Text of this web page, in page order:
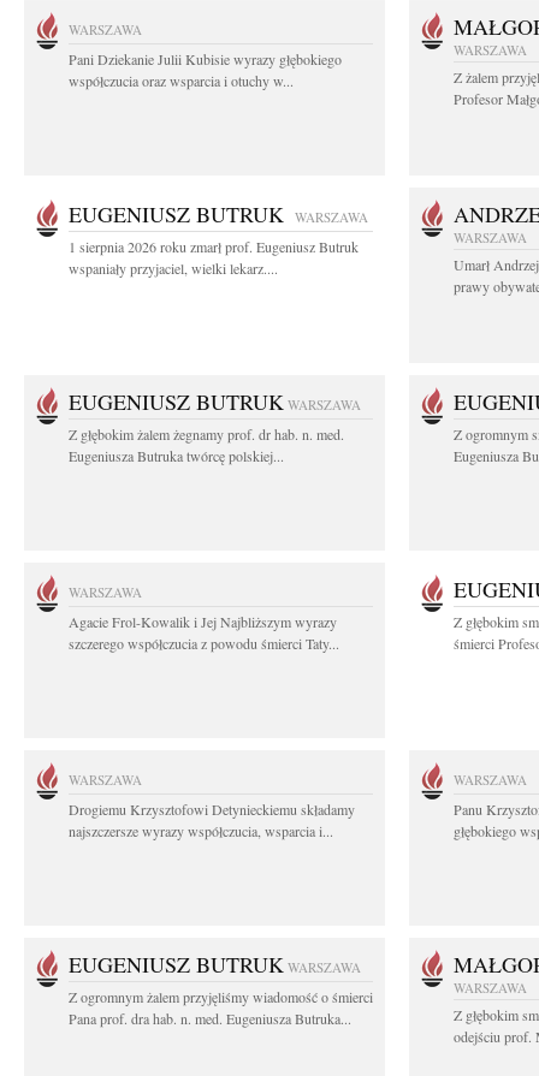
WARSZAWA
Pani Dziekanie Julii Kubisie wyrazy głębokiego
współczucia oraz wsparcia i otuchy w...
WARSZAWA
Z żalem
Profesor
EUGENIUSZ BUTRUK WARSZAWA
1 sierpnia 2026 roku zmarł prof. Eugeniusz Butruk
wspaniały przyjaciel, wielki lekarz....
WARSZAWA
Umarł
prawy
EUGENIUSZ BUTRUK WARSZAWA
Z głębokim żalem żegnamy prof. dr hab. n. med.
Eugeniusza Butruka twórcę polskiej...
Z ogromnym
Eugeniusza
WARSZAWA
Agacie Frol-Kowalik i Jej Najbliższym wyrazy
szczerego współczucia z powodu śmierci Taty...
Z głębokim
śmierci
WARSZAWA
Drogiemu Krzysztofowi Detynieckiemu składamy
najszczersze wyrazy współczucia, wsparcia i...
WARSZAWA
Panu
głębokiego
EUGENIUSZ BUTRUK WARSZAWA
Z ogromnym żalem przyjęliśmy wiadomość o śmierci
Pana prof. dra hab. n. med. Eugeniusza Butruka...
WARSZAWA
Z głębokim
odejściu prof.